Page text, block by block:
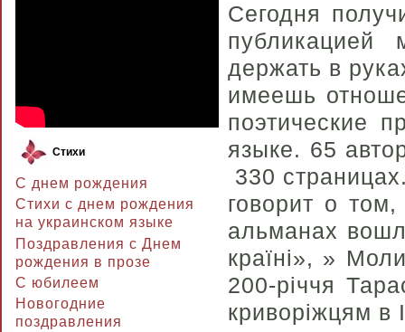
Стихи
С днем рождения
Стихи с днем рождения
на украинском языке
Поздравления с Днем
рождения в прозе
C юбилеем
Новогодние
поздравления
Сегодня
публикацией
держать в
имеешь
поэтические
языке. 65
330
говорит о
альманах
країні», »
200-річчя
криворіжцям в